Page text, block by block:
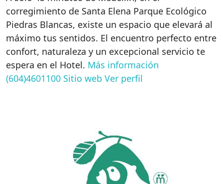
corregimiento de Santa Elena Parque Ecológico
Piedras Blancas, existe un espacio que elevará al
máximo tus sentidos. El encuentro perfecto entre
confort, naturaleza y un excepcional servicio te
espera en el Hotel. Más información
(604)4601100 Sitio web Ver perfil